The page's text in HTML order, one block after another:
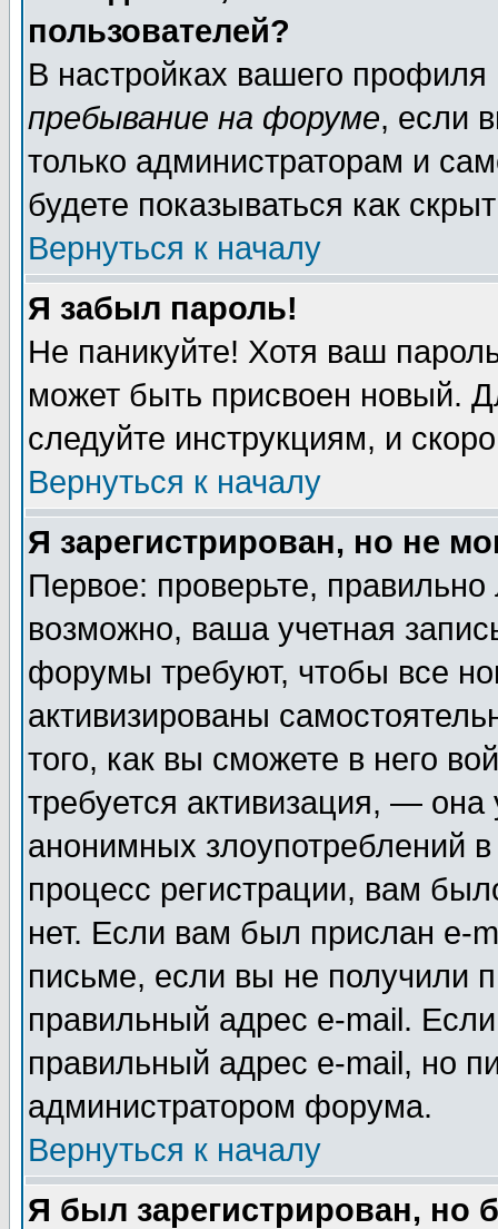
пользователей?
В настройках вашего
пребывание на форуме, если
только администраторам и
будете показываться как
Вернуться к началу
Я забыл пароль!
Не паникуйте! Хотя ваш
может быть присвоен новый.
следуйте инструкциям, и
Вернуться к началу
Я зарегистрирован, но не
Первое: проверьте,
возможно, ваша учетная
форумы требуют, чтобы все
активизированы
того, как вы сможете в него
требуется активизация, —
анонимных злоупотреблений
процесс регистрации, вам
нет. Если вам был прислан e-
письме, если вы не получили
правильный адрес e-mail.
правильный адрес e-mail, но
администратором форума.
Вернуться к началу
Я был зарегистрирован, но